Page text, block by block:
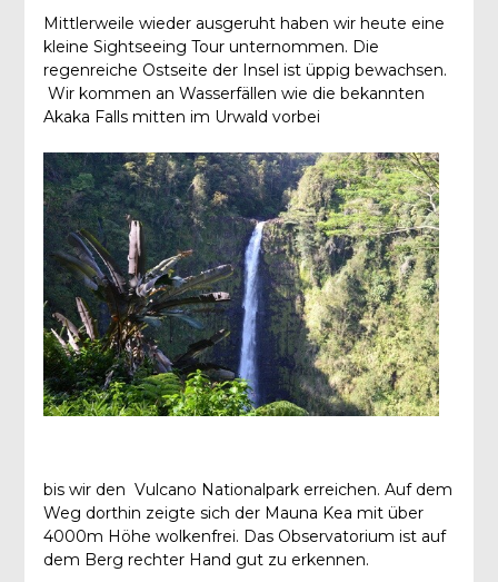
Mittlerweile wieder ausgeruht haben wir heute eine
kleine Sightseeing Tour unternommen. Die
regenreiche Ostseite der Insel ist üppig bewachsen.
Wir kommen an Wasserfällen wie die bekannten
Akaka Falls mitten im Urwald vorbei
bis wir den Vulcano Nationalpark erreichen. Auf dem
Weg dorthin zeigte sich der Mauna Kea mit über
4000m Höhe wolkenfrei. Das Observatorium ist auf
dem Berg rechter Hand gut zu erkennen.